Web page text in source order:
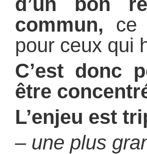
commun, ce
pour ceux qui
C’est donc
être
L’enjeu est
– une plus